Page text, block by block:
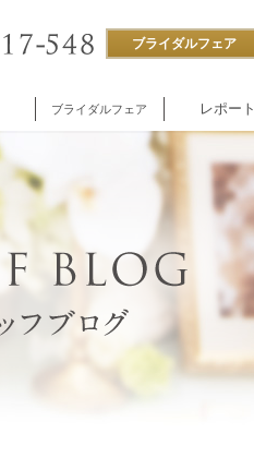
ブライダルフェア
業様向け
パーティ
施設内撮影貸し
ブライダルフェア レポート